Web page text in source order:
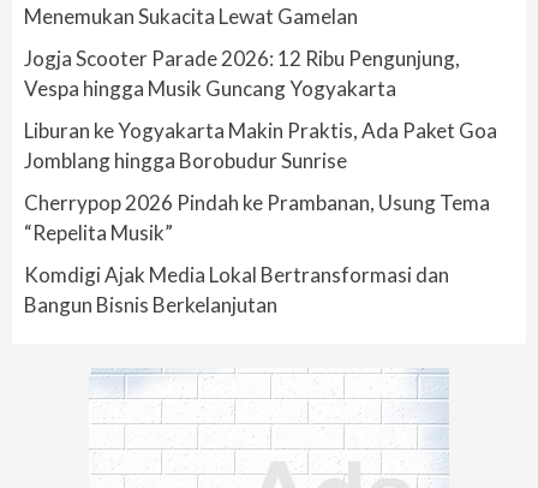
Menemukan Sukacita Lewat Gamelan
Jogja Scooter Parade 2026: 12 Ribu Pengunjung,
Vespa hingga Musik Guncang Yogyakarta
Liburan ke Yogyakarta Makin Praktis, Ada Paket Goa
Jomblang hingga Borobudur Sunrise
Cherrypop 2026 Pindah ke Prambanan, Usung Tema
“Repelita Musik”
Komdigi Ajak Media Lokal Bertransformasi dan
Bangun Bisnis Berkelanjutan